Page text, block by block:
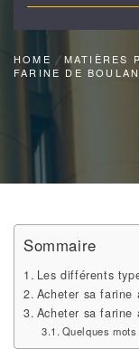
HOME MATIÈRES
FARINE DE
Sommaire
Les différents
Acheter sa farine
Acheter sa farine
Quelques